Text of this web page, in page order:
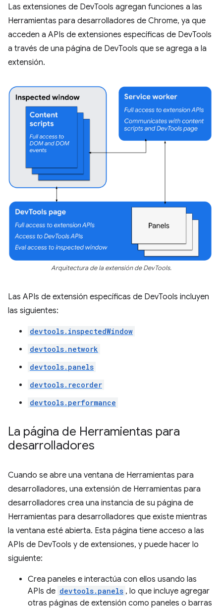
Las extensiones de DevTools agregan funciones a las
Herramientas para desarrolladores de Chrome, ya que
acceden a APIs de extensiones específicas de DevTools
a través de una página de DevTools que se agrega a la
extensión.
Arquitectura de la extensión de DevTools.
Las APIs de extensión específicas de DevTools incluyen
las siguientes:
devtools.inspectedWindow
devtools.network
devtools.panels
devtools.recorder
devtools.performance
La página de Herramientas para
desarrolladores
Cuando se abre una ventana de Herramientas para
desarrolladores, una extensión de Herramientas para
desarrolladores crea una instancia de su página de
Herramientas para desarrolladores que existe mientras
la ventana esté abierta. Esta página tiene acceso a las
APIs de DevTools y de extensiones, y puede hacer lo
siguiente:
Crea paneles e interactúa con ellos usando las
APIs de devtools.panels , lo que incluye agregar
otras páginas de extensión como paneles o barras